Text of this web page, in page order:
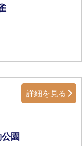
園
詳細を見る